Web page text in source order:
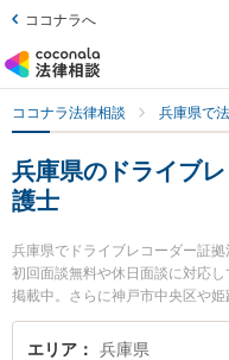
ココナラへ
ココナラ法律相談 兵庫県で
兵庫県のドライブ
護士
兵庫県でドライブレコーダー証
初回面談無料や休日面談に対応
掲載中。さらに神戸市中央区や
込めます。交通事故に関係する
な分野での絞り込み検索もでき
エリア 兵庫県